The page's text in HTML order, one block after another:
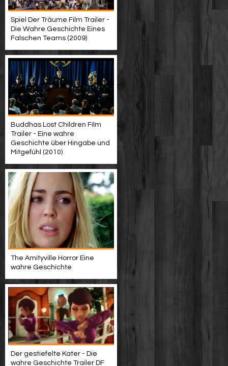
Spiel Der Träume Film Trailer -
Die Wahre Geschichte Eines
Falschen Teams (2009)
Buddhas Lost Children Film
Trailer - Eine wahre
Geschichte über Hingabe und
Mitgefühl (2010)
The Amityville Horror Eine
wahre Geschichte
Der gestiefelte Kater - Die
wahre Geschichte Trailer DF